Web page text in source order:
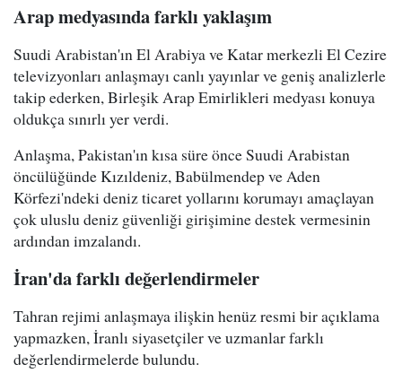
Arap medyasında farklı yaklaşım
Suudi Arabistan'ın El Arabiya ve Katar merkezli El Cezire
televizyonları anlaşmayı canlı yayınlar ve geniş analizlerle
takip ederken, Birleşik Arap Emirlikleri medyası konuya
oldukça sınırlı yer verdi.
Anlaşma, Pakistan'ın kısa süre önce Suudi Arabistan
öncülüğünde Kızıldeniz, Babülmendep ve Aden
Körfezi'ndeki deniz ticaret yollarını korumayı amaçlayan
çok uluslu deniz güvenliği girişimine destek vermesinin
ardından imzalandı.
İran'da farklı değerlendirmeler
Tahran rejimi anlaşmaya ilişkin henüz resmi bir açıklama
yapmazken, İranlı siyasetçiler ve uzmanlar farklı
değerlendirmelerde bulundu.